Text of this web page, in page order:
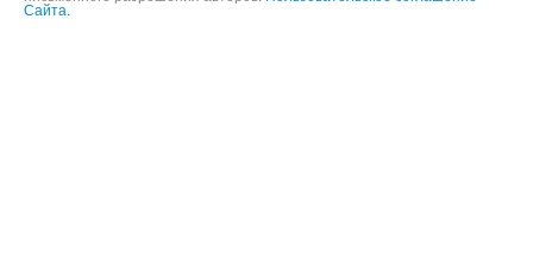
Информация и фотографии, представленные на данном сайте не
могут быть использованы в целях публичного воспроизведения без